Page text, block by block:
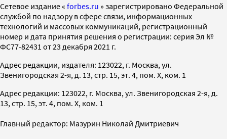
Cетевое издание « forbes.ru » зарегистрировано Федеральной
службой по надзору в сфере связи, информационных
технологий и массовых коммуникаций, регистрационный
номер и дата принятия решения о регистрации: серия Эл №
ФС77-82431 от 23 декабря 2021 г.
Адрес редакции, издателя: 123022, г. Москва, ул.
Звенигородская 2-я, д. 13, стр. 15, эт. 4, пом. X, ком. 1
Адрес редакции: 123022, г. Москва, ул. Звенигородская 2-я, д.
13, стр. 15, эт. 4, пом. X, ком. 1
Главный редактор: Мазурин Николай Дмитриевич